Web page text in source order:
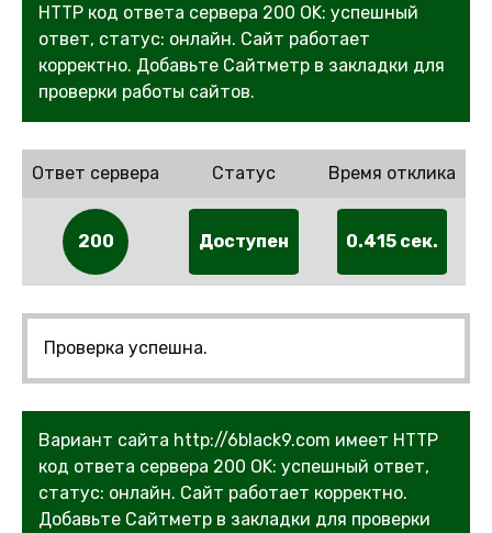
HTTP код ответа сервера 200 OK: успешный
ответ, статус: онлайн. Сайт работает
корректно. Добавьте Сайтметр в закладки для
проверки работы сайтов.
Ответ сервера
200
Статус
Доступен
Время отклика
0.415 сек.
Проверка успешна.
Вариант сайта http://6black9.com имеет HTTP
код ответа сервера 200 OK: успешный ответ,
статус: онлайн. Сайт работает корректно.
Добавьте Сайтметр в закладки для проверки